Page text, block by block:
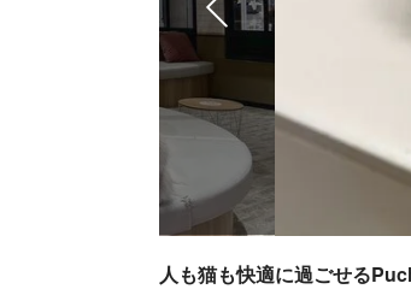
人も猫も快適に過ごせる